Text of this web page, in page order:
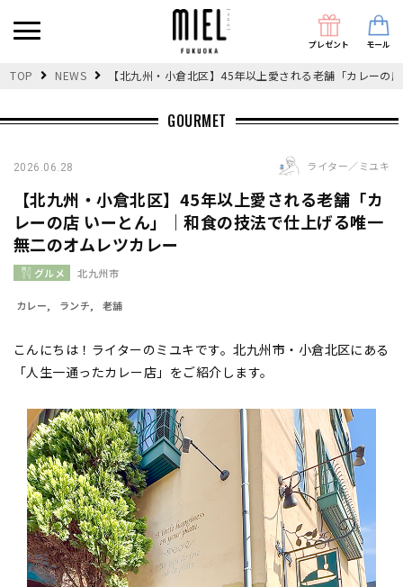
プレゼント モール
TOP NEWS 【北九州・小倉北区】45年以上愛される老舗「カレー
GOURMET
2026.06.28 ライター／ミユキ
【北九州・小倉北区】45年以上愛される老舗「カ
レーの店 いーとん」｜和食の技法で仕上げる唯一
無二のオムレツカレー
グルメ 北九州市
カレー ランチ 老舗
こんにちは！ライターのミユキです。北九州市・小倉北区にある
「人生一通ったカレー店」をご紹介します。